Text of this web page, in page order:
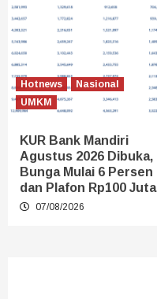
Hotnews
Nasional
UMKM
KUR Bank Mandiri
Agustus 2026 Dibuka,
Bunga Mulai 6 Persen
dan Plafon Rp100 Juta
07/08/2026